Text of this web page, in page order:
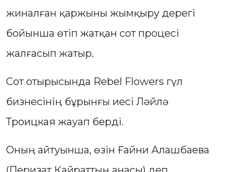
жиналған қаржыны жымқыру дерегі
бойынша өтіп жатқан сот процесі
жалғасып жатыр.
Сот отырысында Rebel Flowers гүл
бизнесінің бұрынғы иесі Ләйлә
Троицкая жауап берді.
Оның айтуынша, өзін Ғайни Алашбаева